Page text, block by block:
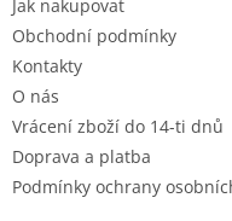
Jak nakupovat
Obchodní podmínky
Kontakty
O nás
Vrácení zboží do 14-ti dnů
Doprava a platba
Podmínky ochrany